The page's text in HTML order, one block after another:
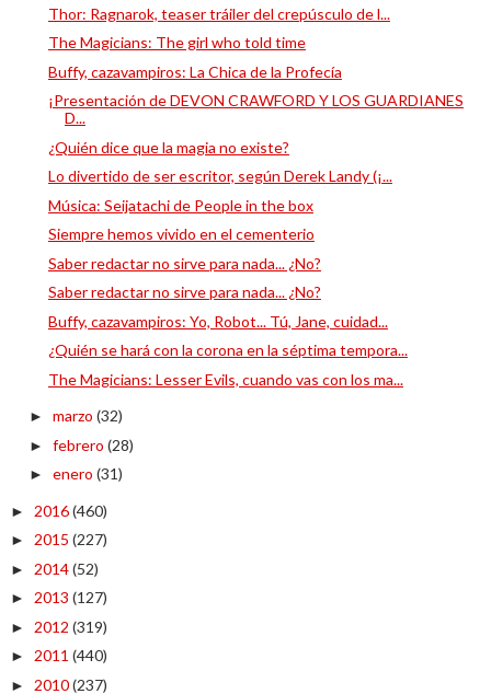
Thor: Ragnarok, teaser tráiler del crepúsculo de l...
The Magicians: The girl who told time
Buffy, cazavampiros: La Chica de la Profecía
¡Presentación de DEVON CRAWFORD Y LOS GUARDIANES
D...
¿Quién dice que la magia no existe?
Lo divertido de ser escritor, según Derek Landy (¡...
Música: Seijatachi de People in the box
Siempre hemos vivido en el cementerio
Saber redactar no sirve para nada... ¿No?
Saber redactar no sirve para nada... ¿No?
Buffy, cazavampiros: Yo, Robot... Tú, Jane, cuidad...
¿Quién se hará con la corona en la séptima tempora...
The Magicians: Lesser Evils, cuando vas con los ma...
► marzo (32)
► febrero (28)
► enero (31)
► 2016(460)
► 2015 (227)
► 2014(52)
► 2013 (127)
► 2012 (319)
► 2011 (440)
► 2010(237)